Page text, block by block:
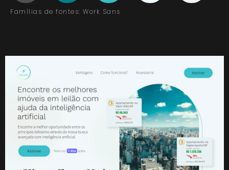
Famílias de fontes: Work Sans